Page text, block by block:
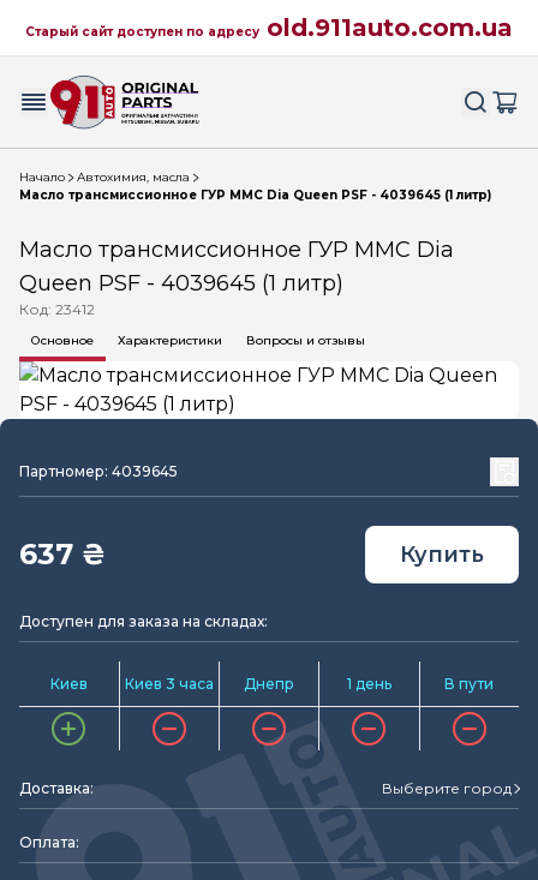
Старый сайт доступен по адресу old.911auto.com.ua
Начало
Автохимия, масла
Масло трансмиссионное ГУР MMC Dia Queen PSF - 4039645 (1 литр)
Масло трансмиссионное ГУР MMC Dia
Queen PSF - 4039645 (1 литр)
Код: 23412
Основное Характеристики Вопросы и отзывы
Партномер: 4039645
637 ₴ Купить
Доступен для заказа на складах:
Киев Киев 3 часа Днепр 1 день В пути
Доставка: Выберите город
Оплата: